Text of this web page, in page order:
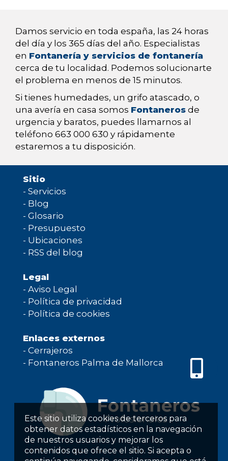
Este sitio utiliza cookies de terceros para
obtener datos estadísticos en la navegación
de nuestros usuarios y mejorar los
contenidos que ofrece el sitio. Si acepta o
Damos servicio en toda españa, las 24 horas
del día y los 365 días del año. Especialistas
en Fontanería y servicios de fontanería
cerca de tu localidad. Podemos solucionarte
el problema en menos de 15 minutos.
Si tienes humedades, un grifo atascado, o
una avería en casa somos Fontaneros de
urgencia y baratos, puedes llamarnos al
teléfono 663 000 630 y rápidamente
estaremos a tu disposición.
Sitio
- Servicios
- Blog
- Glosario
- Presupuesto
- Ubicaciones
- RSS del blog
Legal
- Aviso Legal
- Política de privacidad
- Política de cookies
Enlaces externos
- Cerrajeros
- Fontaneros Palma de Mallorca